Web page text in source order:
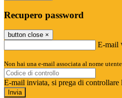
Recupero password
button close ×
E-mail
Non hai una e-mail associata al nome
E-mail inviata, si prega di controllare